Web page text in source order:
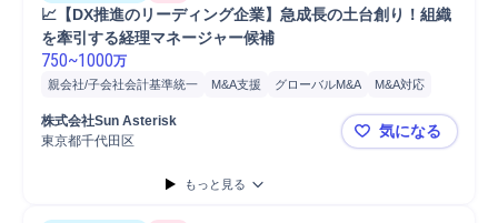
📈【DX推進のリーディング企業】急成長の土台創り！組織
を牽引する経理マネージャー候補
750~1000万
親会社/子会社会計基準統一 M&A支援 グローバルM&A
M&A対応
プロジェクト
事業提携
分析
予算計画
株式会社Sun Asterisk
東京都千代田区
📈【DX推
気になる
もっと見る